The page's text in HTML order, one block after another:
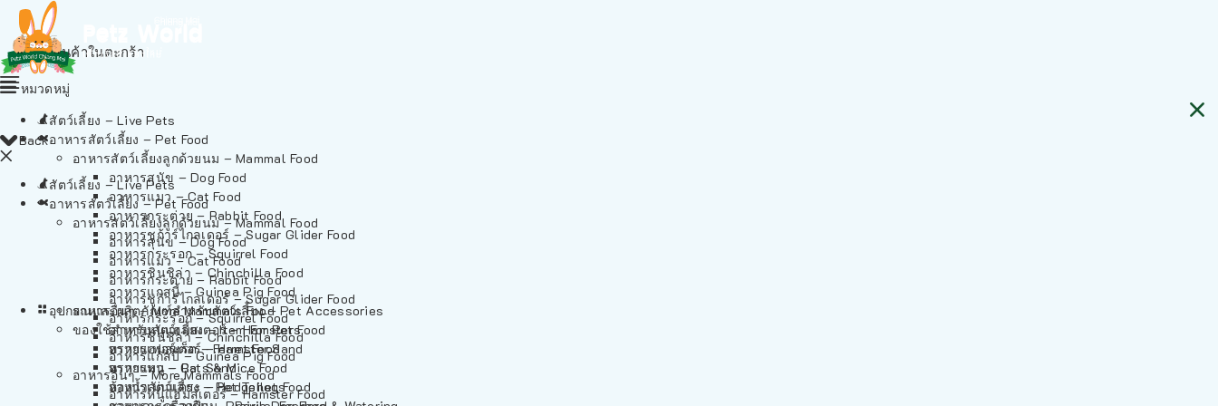
ไม่มีสินค้าในตะกร้า
Back
สัตว์เลี้ยง – Live Pets
อาหารสัตว์เลี้ยง – Pet Food
อาหารสัตว์เลี้ยงลูกด้วยนม – Mammal Food
อาหารสุนัข – Dog Food
อาหารแมว – Cat Food
อาหารกระต่าย – Rabbit Food
อาหารชูก้าร์ไกลเดอร์ – Sugar Glider Food
อาหารกระรอก – Squirrel Food
อาหารชินชิล่า – Chinchilla Food
อาหารแกสบี้ – Guinea Pig Food
อาหารอื่นๆ – More Mammals Food
อาหารหนูแฮมสเตอร์ – Hamster Food
หมวดหมู่
สัตว์เลี้ยง – Live Pets
อาหารสัตว์เลี้ยง – Pet Food
อาหารสัตว์เลี้ยงลูกด้วยนม – Mammal Food
อาหารสุนัข – Dog Food
อาหารแมว – Cat Food
อาหารกระต่าย – Rabbit Food
อาหารชูก้าร์ไกลเดอร์ – Sugar Glider Food
อาหารกระรอก – Squirrel Food
อาหารชินชิล่า – Chinchilla Food
อาหารแกสบี้ – Guinea Pig Food
อาหารอื่นๆ – More Mammals Food
อาหารหนูแฮมสเตอร์ – Hamster Food
อาหารเฟอร์เร็ต – Ferret Food
อาหารหนู – Rats & Mice Food
อาหารเม่นแคระ – Hedgehog Food
อุปกรณและผลิตภัณฑ์สำหรับสัตว์เลี้ยง – Pet Accessories
ของใช้สำหรับสัตว์เลี้ยง – Item For Pets
ทรายแฮมสเตอร์ – Hamster Sand
ทรายแมว – Cat Sand
ห้องน้ำสัตว์เลี้ยง – Pet Toilets